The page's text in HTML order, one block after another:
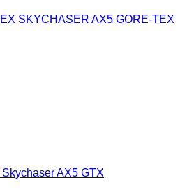
SKYCHASER AX5 GORE-TEX
AX5 GTX